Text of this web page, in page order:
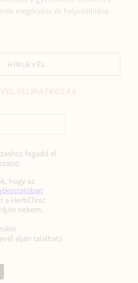
megőrzése és helyreállítása.
HÍRLEVÉL
fogadd el
hogy az
a HerbClinic
küldjön nekem.
alján található